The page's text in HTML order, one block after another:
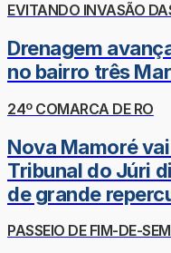
EVITANDO INVASÃO
Drenagem
no bairro três
24º COMARCA DE RO
Nova Mamoré
Tribunal do Júri
de grande
PASSEIO DE FIM-DE-